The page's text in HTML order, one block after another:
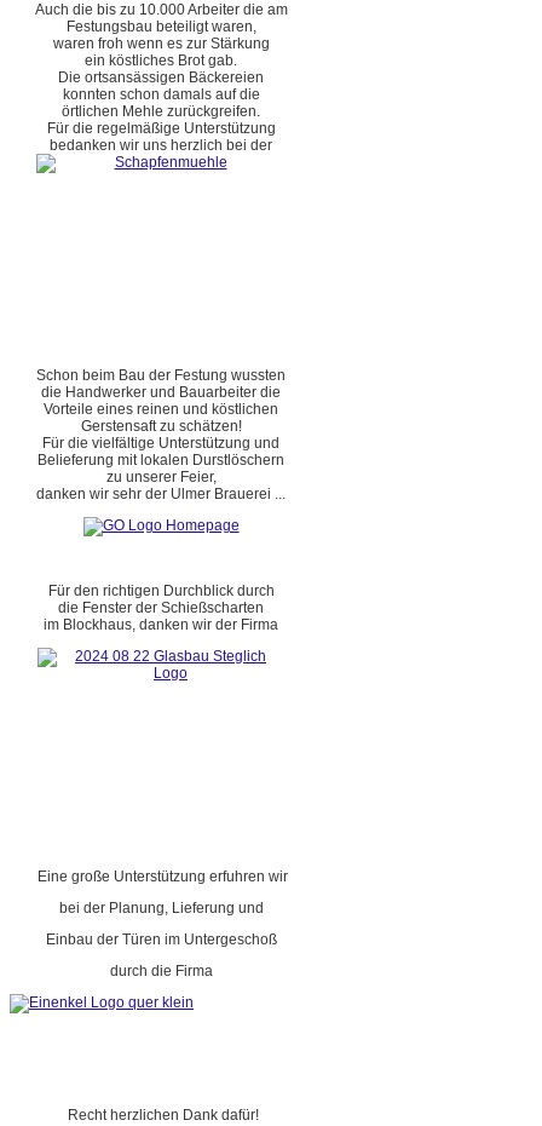
Auch die bis zu 10.000 Arbeiter die am
Festungsbau beteiligt waren,
waren froh wenn es zur Stärkung
ein köstliches Brot gab.
Die ortsansässigen Bäckereien
konnten schon damals auf die
örtlichen Mehle zurückgreifen.
Für die regelmäßige Unterstützung
bedanken wir uns herzlich bei der
Schon beim Bau der Festung wussten
die Handwerker und Bauarbeiter die
Vorteile eines reinen und köstlichen
Gerstensaft zu schätzen!
Für die vielfältige Unterstützung und
Belieferung mit lokalen Durstlöschern
zu unserer Feier,
danken wir sehr der Ulmer Brauerei ...
Für den richtigen Durchblick durch
die Fenster der Schießscharten
im Blockhaus, danken wir der Firma
Eine große Unterstützung erfuhren wir
bei der Planung, Lieferung und
Einbau der Türen im Untergeschoß
durch die Firma
Recht herzlichen Dank dafür!